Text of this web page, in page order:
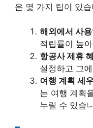
은 몇 가지 팁이 있
해외에서 사용
적립률이 높
항공사 제휴
설정하고 그
여행 계획 세우
는 여행 계획
누릴 수 있습